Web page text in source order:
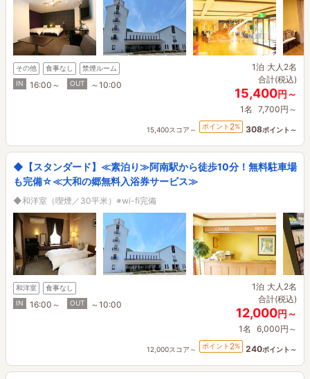
その他 食事なし
禁煙ルーム
IN
16:00～ OUT ～10:00
1泊 大人2名
合計(税込)
15,400円～
1名 7,700円～
15,400スコア～ ポイント 2% 308ポイント～
◆【スタンダード】≪素泊り≫阿南駅から徒歩10分！無料駐車場
も完備☆≪大和の郷無料入浴券サービス≫
◆和洋室（喫煙／30平米）※wi-fi完備
和洋室
食事なし
IN
16:00～ OUT ～10:00
1泊 大人2名
合計(税込)
12,000円～
1名 6,000円～
12,000スコア～ ポイント 2% 240ポイント～